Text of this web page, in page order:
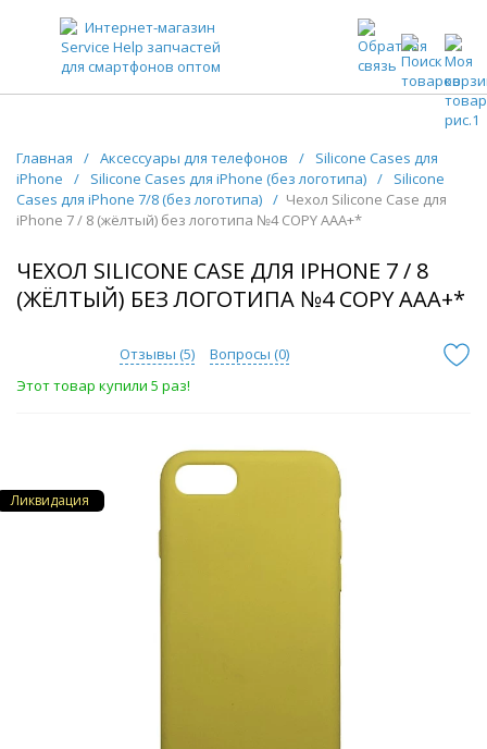
ЗАПЧАСТИ ДЛЯ ТЕЛЕФОНОВ ОПТОМ
Главная / Аксессуары для телефонов /
Silicone Cases для
iPhone
/ Silicone Cases для iPhone (без логотипа) /
Silicone
Cases для iPhone 7/8 (без логотипа) / Чехол Silicone Case для
iPhone 7 / 8 (жёлтый) без логотипа №4 COPY AAA+*
ЧЕХОЛ SILICONE CASE ДЛЯ IPHONE 7 / 8
(ЖЁЛТЫЙ) БЕЗ ЛОГОТИПА №4 COPY AAA+*
Отзывы (5) Вопросы (0)
Этот товар купили 5 раз!
Ликвидация